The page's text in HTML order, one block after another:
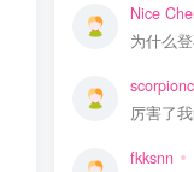
Nice
为什么
厉害了
fkksnn